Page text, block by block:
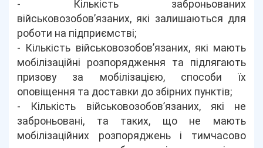
- Кількість заброньованих
військовозобов’язаних, які залишаються для
роботи на підприємстві;
- Кількість військовозобов’язаних, які мають
мобілізаційні розпорядження та підлягають
призову за мобілізацією, способи їх
оповіщення та доставки до збірних пунктів;
- Кількість військовозобов’язаних, які не
заброньовані, та таких, що не мають
мобілізаційних розпоряджень і тимчасово